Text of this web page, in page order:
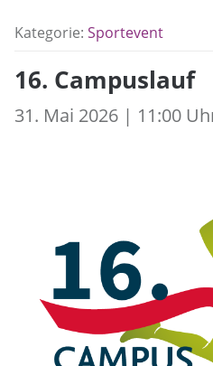
Kategorie: Sportevent
16. Campuslauf
31. Mai 2026 | 11:00